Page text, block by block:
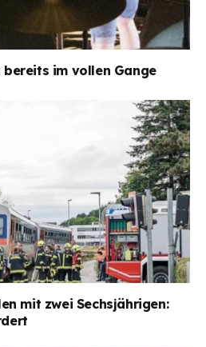
bereits im vollen Gange
mit zwei Sechsjährigen: